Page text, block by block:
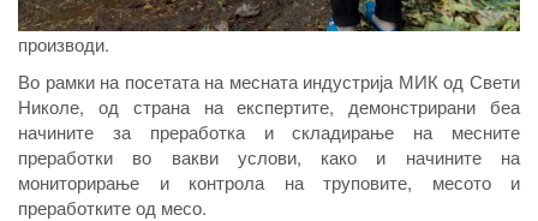
производи.
Во рамки на посетата на месната индустрија МИК од Свети
Николе, од страна на експертите, демонстрирани беа
начините за преработка и складирање на месните
преработки во вакви услови, како и начините на
мониторирање и контрола на труповите, месото и
преработките од месо.